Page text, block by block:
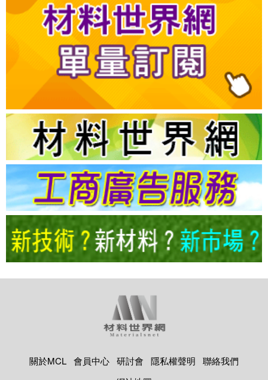
關於MCL 會員中心 研討會 隱私權聲明
聯絡我們